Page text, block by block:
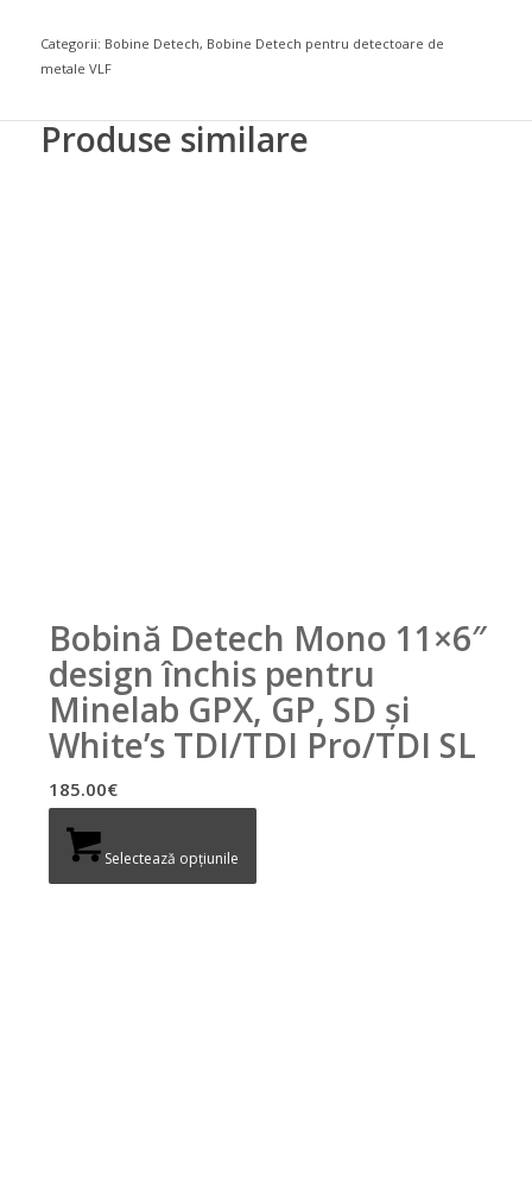
Categorii: Bobine Detech, Bobine Detech pentru detectoare de
metale VLF
Produse similare
Bobină Detech Mono 11×6″
design închis pentru
Minelab GPX, GP, SD și
White’s TDI/TDI Pro/TDI SL
185.00€
Selectează opțiunile